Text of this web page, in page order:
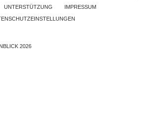
Skip to content
UNTERSTÜTZUNG
IMPRESSUM
2026